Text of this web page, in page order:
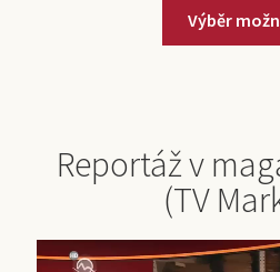
Výběr
Reportáž v
(TV